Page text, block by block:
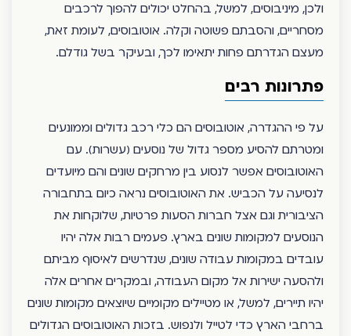
ולכן, מיניבוסים, למשל, בהחלט יכולים להפוך לרכבים
מסחריים, והסבתם פשוטה וקלה. אוטובוסים, לעומת זאת,
מעצם הגדרתם פחות יתאימו לכך, ובעיקר בשל גודלם.
פתרונות רבים
על פי ההגדרה, אוטובוסים הם כלי רכב גדולים וממונעים
ומטרתם להסיע מספר גדול של נוסעים (עשרות). עם
האוטובוסים אפשר לנסוע בין מרחקים שונים והם מיועדים
לנסיעה על הכביש. את האוטובוסים נראה כיום בתחבורה
הציבורית וגם אצל חברות הסעות פרטיות, שלוקחות את
הנוסעים למקומות שונים בארץ. פעמים רבות אלה יהיו
עובדים במקומות עבודה שונים, שנדרשים לאיסוף מביתם
ולהסעה ישירות אל מקום העבודה, ובמקרים אחרים אלה
יהיו תיירים, למשל, או מטיילים מקומיים שיוצאים מקומות שונים
ברחבי הארץ כדי לטייל ולנפוש. בזכות האוטובוסים הגדולים